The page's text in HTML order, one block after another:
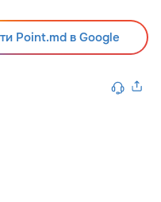
Point.md в Google